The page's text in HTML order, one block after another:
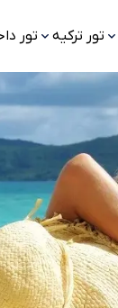
تور ترکیه تور